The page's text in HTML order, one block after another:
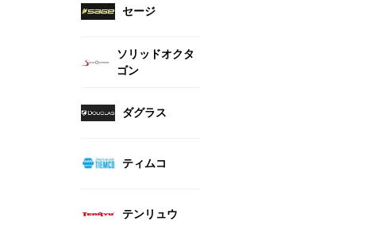
セージ
ソリッドオクタ
ゴン
ダグラス
ティムコ
テンリュウ